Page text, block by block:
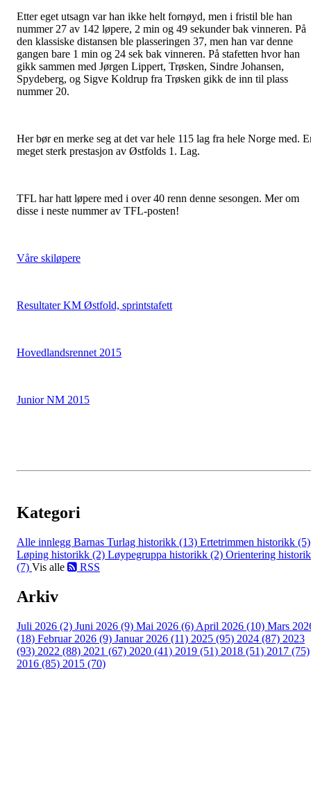
Etter eget utsagn var han ikke helt fornøyd, men i fristil ble han
nummer 27 av 142 løpere, 2 min og 49 sekunder bak vinneren. På
den klassiske distansen ble plasseringen 37, men han var denne
gangen bare 1 min og 24 sek bak vinneren. På stafetten hvor han
gikk sammen med Jørgen Lippert, Trøsken, Sindre Johansen,
Spydeberg, og Sigve Koldrup fra Trøsken gikk de inn til plass
nummer 20.
Her bør en merke seg at det var hele 115 lag fra hele Norge med.
meget sterk prestasjon av Østfolds 1. Lag.
TFL har hatt løpere med i over 40 renn denne sesongen. Mer om
disse i neste nummer av TFL-posten!
Våre skiløpere
Resultater KM Østfold, sprintstafett
Hovedlandsrennet 2015
Junior NM 2015
Kategori
Alle innlegg Barnas Turlag historikk (13) Ertetrimmen historikk (5)
Løping historikk (2) Løypegruppa historikk (2) Orientering
(7) Vis alle RSS
Arkiv
Juli 2026 (2) Juni 2026 (9) Mai 2026 (6) April 2026 (10) Mars
(18) Februar 2026 (9) Januar 2026 (11) 2025 (95) 2024 (87) 2023
(93) 2022 (88) 2021 (67) 2020 (41) 2019 (51) 2018 (51) 2017 (75)
2016 (85) 2015 (70)